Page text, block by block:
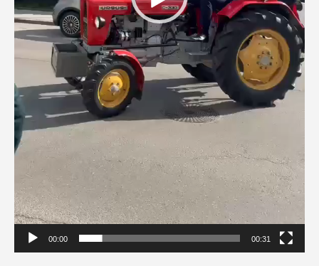
00:00 00:31